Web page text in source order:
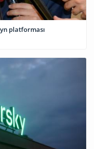
platforması